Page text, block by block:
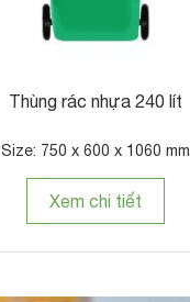
Thùng rác nhựa 240 lít
Size: 750 x 600 x 1060 mm
Xem chi tiết